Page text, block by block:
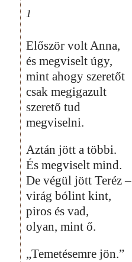
1
Először volt Anna,
és megviselt úgy,
mint ahogy szeretőt
csak megigazult
szerető tud
megviselni.
Aztán jött a többi.
És megviselt mind.
De végül jött Teréz –
virág bólint kint,
piros és vad,
olyan, mint ő.
„Temetésemre jön.”